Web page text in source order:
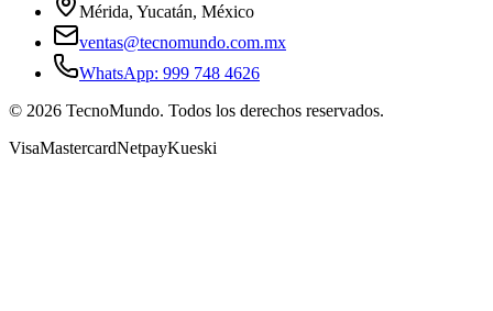
Mérida, Yucatán, México
ventas@tecnomundo.com.mx
WhatsApp: 999 748 4626
© 2026 TecnoMundo. Todos los derechos reservados.
VisaMastercardNetpayKueski